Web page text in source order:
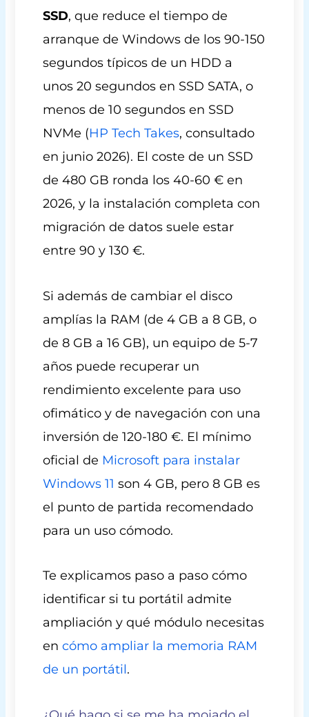
SSD, que reduce el tiempo de
arranque de Windows de los 90-150
segundos típicos de un HDD a
unos 20 segundos en SSD SATA, o
menos de 10 segundos en SSD
NVMe (HP Tech Takes, consultado
en junio 2026). El coste de un SSD
de 480 GB ronda los 40-60 € en
2026, y la instalación completa con
migración de datos suele estar
entre 90 y 130 €.
Si además de cambiar el disco
amplías la RAM (de 4 GB a 8 GB, o
de 8 GB a 16 GB), un equipo de 5-7
años puede recuperar un
rendimiento excelente para uso
ofimático y de navegación con una
inversión de 120-180 €. El mínimo
oficial de Microsoft para instalar
Windows 11 son 4 GB, pero 8 GB es
el punto de partida recomendado
para un uso cómodo.
Te explicamos paso a paso cómo
identificar si tu portátil admite
ampliación y qué módulo necesitas
encómo ampliar la memoria RAM
de un portátil.